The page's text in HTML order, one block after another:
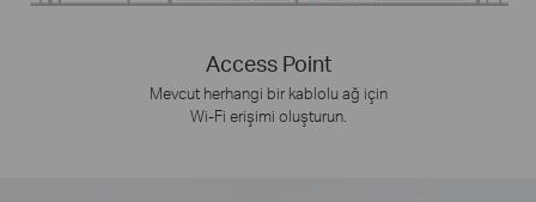
Access Point
Mevcut herhangi bir kablolu ağ için
Wi-Fi erişimi oluşturun.